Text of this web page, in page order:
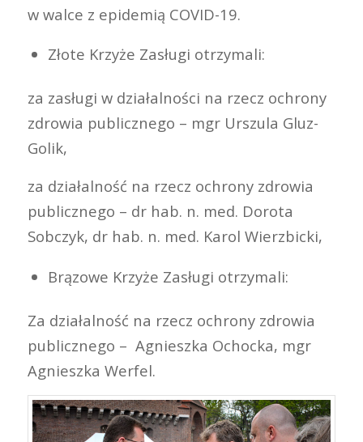
w walce z epidemią COVID-19.
Złote Krzyże Zasługi otrzymali:
za zasługi w działalności na rzecz ochrony
zdrowia publicznego – mgr Urszula Gluz-
Golik,
za działalność na rzecz ochrony zdrowia
publicznego – dr hab. n. med. Dorota
Sobczyk, dr hab. n. med. Karol Wierzbicki,
Brązowe Krzyże Zasługi otrzymali:
Za działalność na rzecz ochrony zdrowia
publicznego – Agnieszka Ochocka, mgr
Agnieszka Werfel.